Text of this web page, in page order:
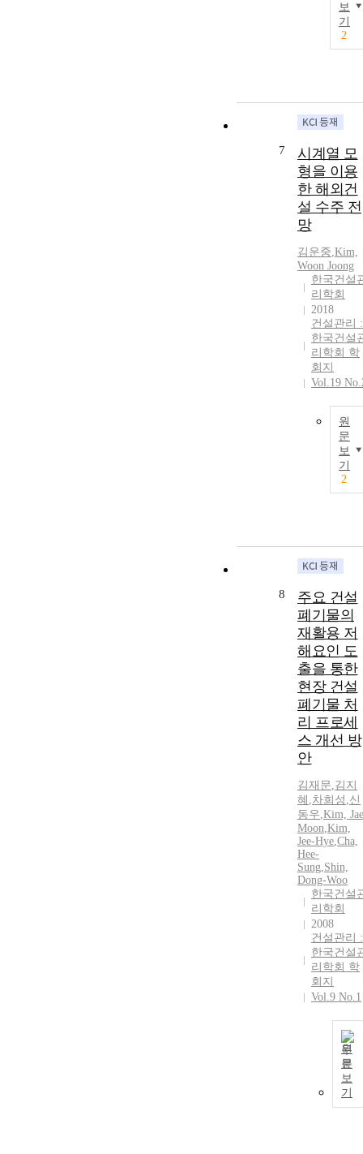
보
기
2
7
시계열 모
형을 이용
한 해외건
설 수주 전
망
김운중,Kim,
Woon Joong
한국건설
리학회
2018
건설관리 :
한국건설
리학회 학
회지
Vol.19
원
문
보
기
2
8
주요 건설
폐기물의
재활용 저
해요인 도
출을 통한
현장 건설
폐기물 처
리 프로세
스 개선 방
안
김재문,김지
혜 ,차희성 ,신
동우,Kim,
Moon,Kim,
Jee-Hye,Cha,
Hee-
Sung,Shin,
Dong-Woo
한국건설
리학회
2008
건설관리 :
한국건설
리학회 학
회지
Vol.9 No.1
원
문
보
기